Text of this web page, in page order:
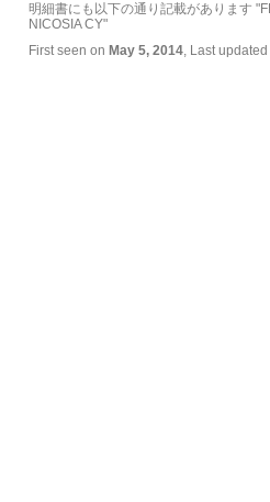
明細書にも以下の通り記載があります
NICOSIA CY"
First seen on May 5, 2014, Last updated